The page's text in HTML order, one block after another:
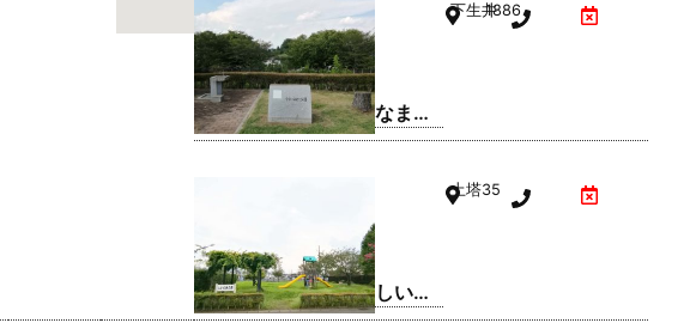
なまい
ふるさ
下生井1886
しいの
土塔35